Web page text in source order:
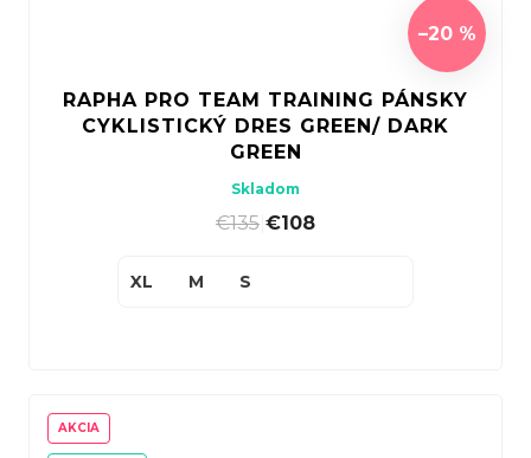
–20 %
RAPHA PRO TEAM TRAINING PÁNSKY
CYKLISTICKÝ DRES GREEN/ DARK
GREEN
Skladom
€135 €108
XL M S
AKCIA